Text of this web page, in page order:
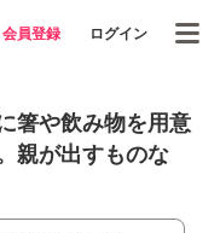
会員登録 ログイン
箸や飲み物を用意
親が出すものな